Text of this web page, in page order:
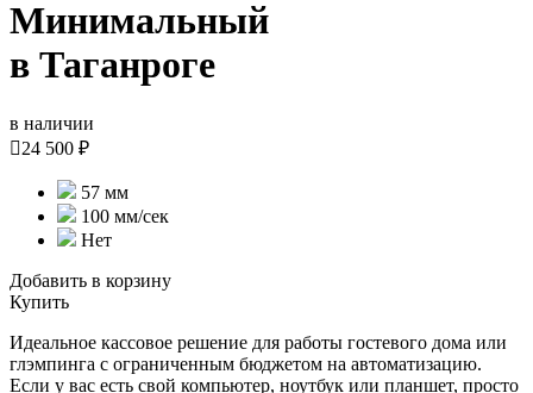
Минимальный
в Таганроге
в наличии
24 500 ₽
57 мм
100 мм/сек
Нет
Добавить в корзину
Купить
Идеальное кассовое решение для работы гостевого дома или
глэмпинга с ограниченным бюджетом на автоматизацию.
Если у вас есть свой компьютер, ноутбук или планшет, просто